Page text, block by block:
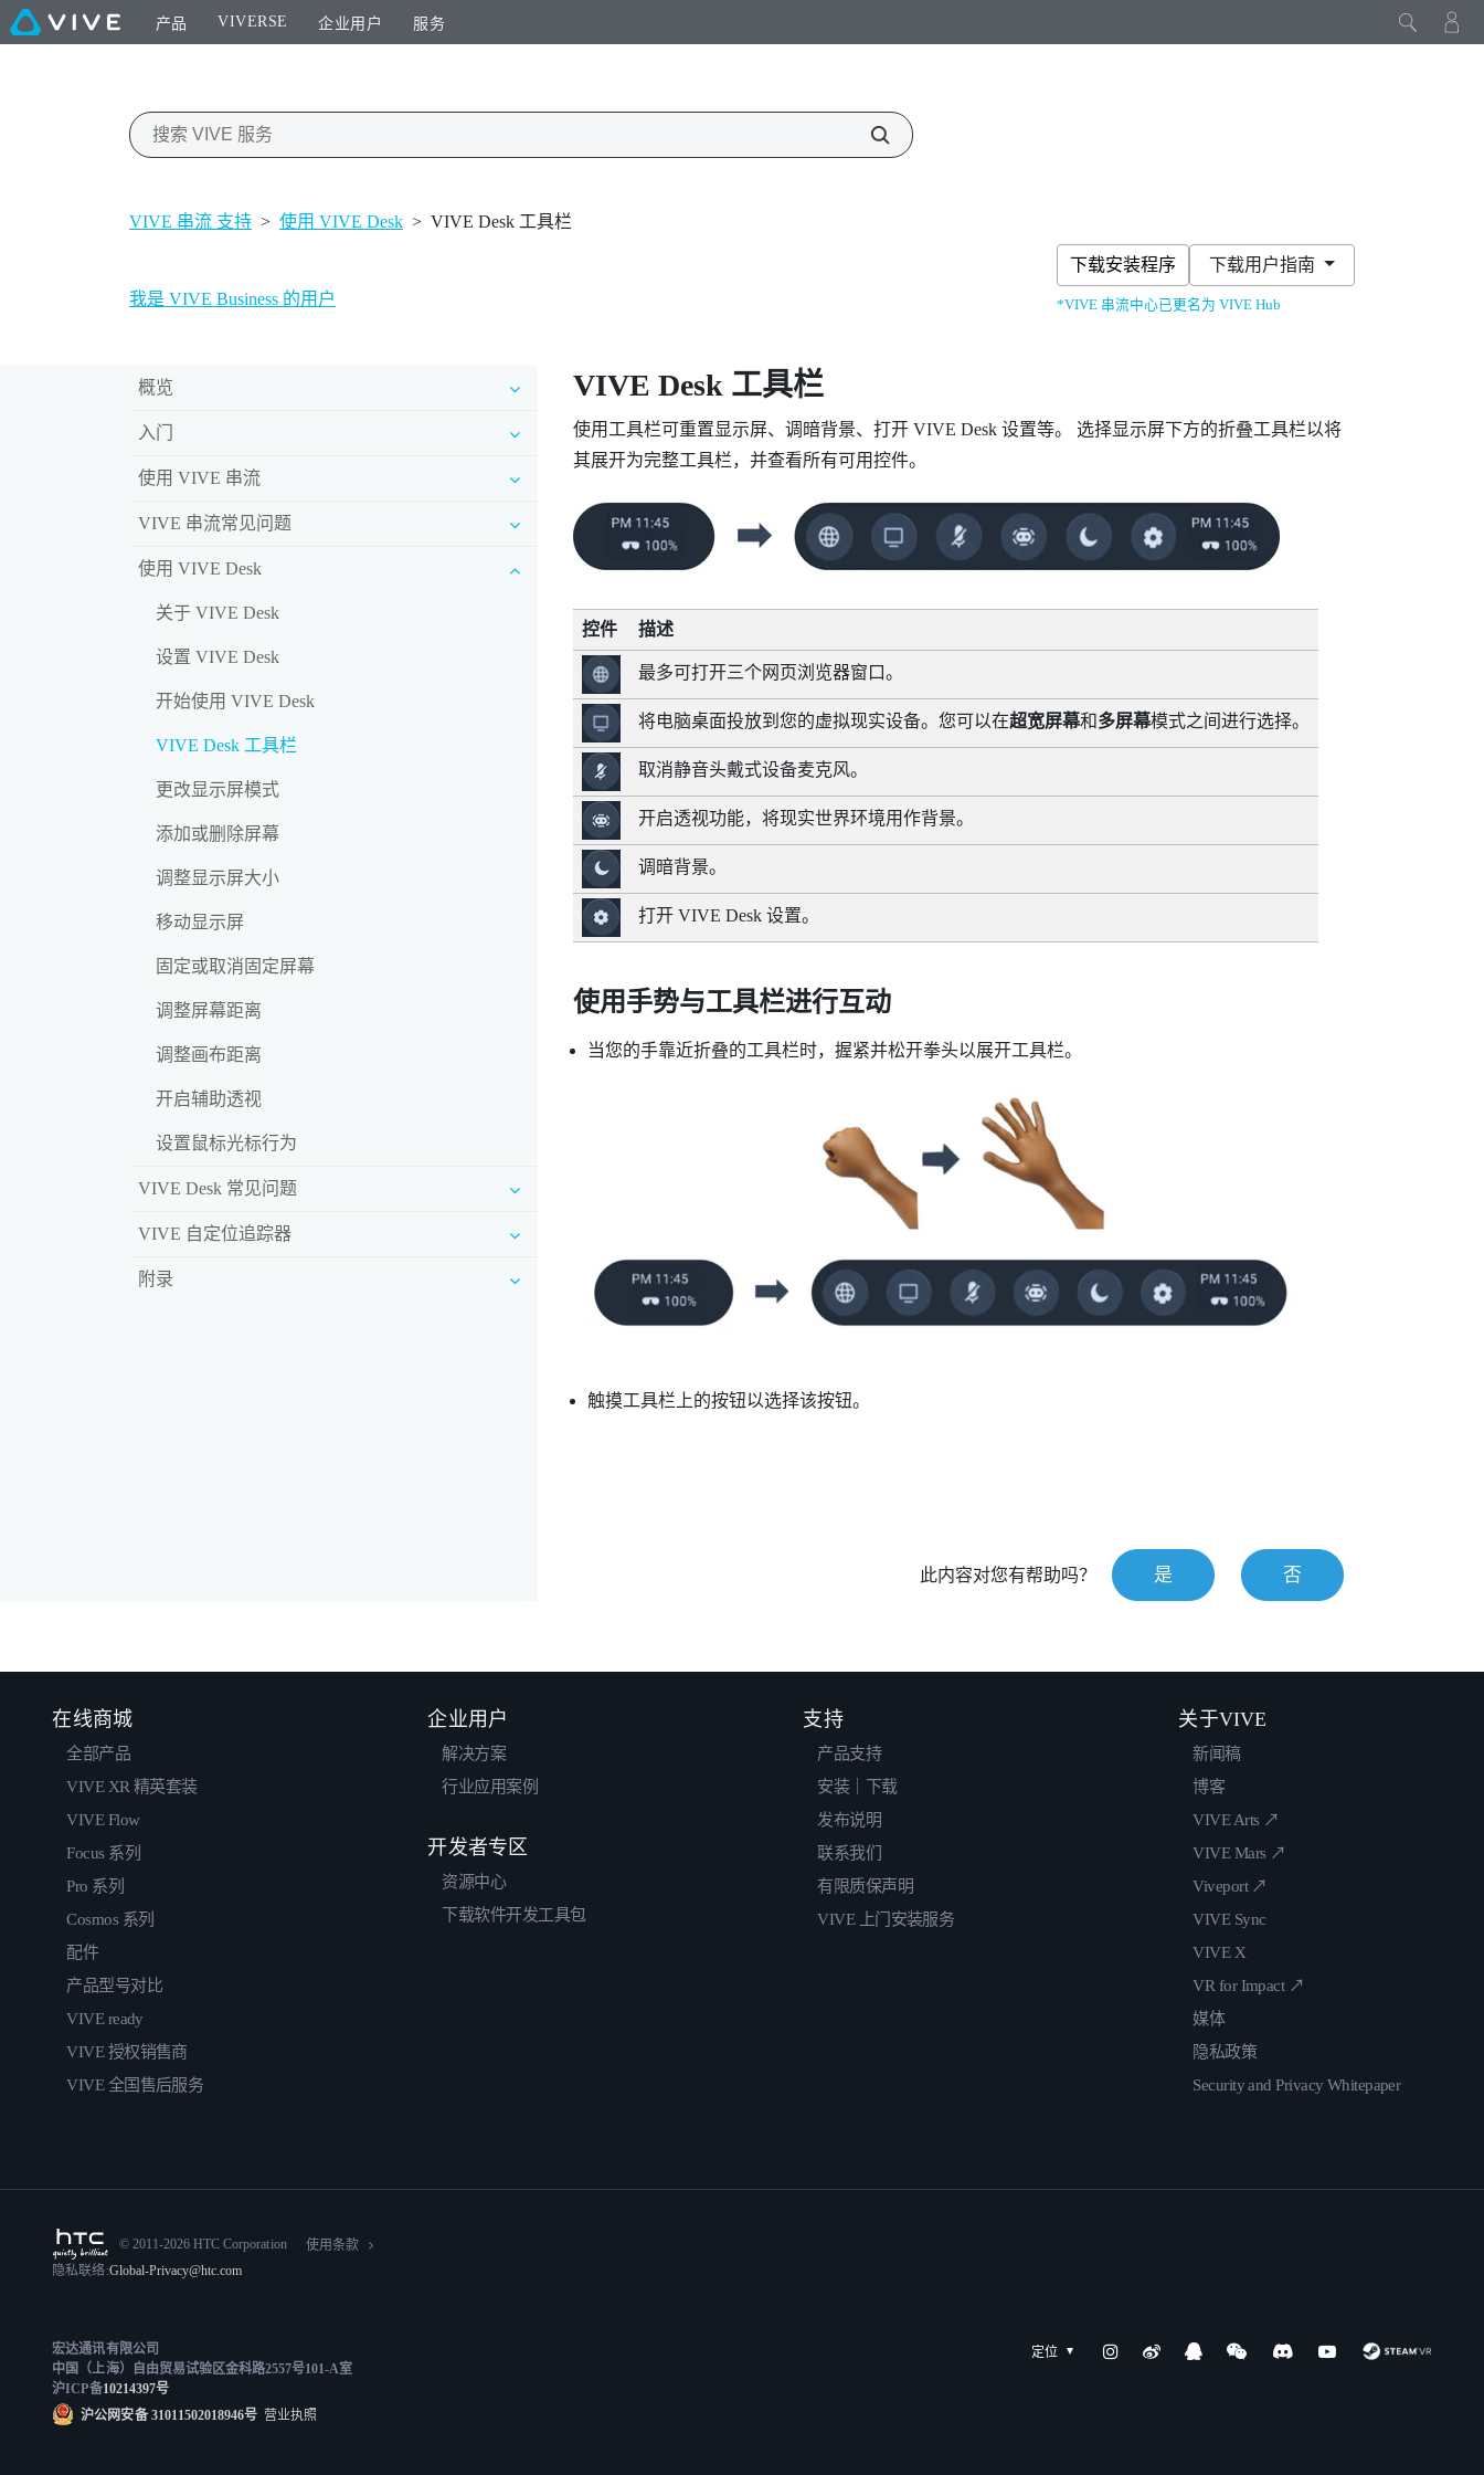
产品 VIVERSE 企业用户 服务
VIVE 串流 支持 > 使用 VIVE Desk > VIVE Desk 工具栏
下载安装程序
*VIVE 串流中心已更名为 VIVE Hub
下载用户指南
我是 VIVE Business 的用户
概览
入门
使用 VIVE 串流
VIVE 串流常见问题
使用 VIVE Desk
关于 VIVE Desk
设置 VIVE Desk
开始使用 VIVE Desk
VIVE Desk 工具栏
更改显示屏模式
添加或删除屏幕
调整显示屏大小
移动显示屏
固定或取消固定屏幕
调整屏幕距离
调整画布距离
开启辅助透视
设置鼠标光标行为
VIVE Desk 常见问题
VIVE 自定位追踪器
附录
VIVE Desk 工具栏
使用工具栏可重置显示屏、调暗背景、打开 VIVE Desk设置等。 选择显示屏下方的折叠工具栏以将
其展开为完整工具栏，并查看所有可用控件。
控件 描述
最多可打开三个网页浏览器窗口。
将电脑桌面投放到您的虚拟现实设备。您可以在超宽屏幕和多屏幕模式之间进行选择。
取消静音头戴式设备麦克风。
开启透视功能，将现实世界环境用作背景。
调暗背景。
打开 VIVE Desk设置。
使用手势与工具栏进行互动
当您的手靠近折叠的工具栏时，握紧并松开拳头以展开工具栏。
触摸工具栏上的按钮以选择该按钮。
此内容对您有帮助吗？ 是 否
在线商城
全部产品
VIVE XR 精英套装
VIVE Flow
Focus 系列
Pro 系列
Cosmos 系列
配件
产品型号对比
VIVE ready
VIVE 授权销售商
VIVE 全国售后服务
企业用户
解决方案
行业应用案例
开发者专区
资源中心
下载软件开发工具包
支持
产品支持
安装｜下载
发布说明
联系我们
有限质保声明
VIVE 上门安装服务
关于VIVE
新闻稿
博客
VIVE Arts ↗
VIVE Mars ↗
Viveport ↗
VIVE Sync
VIVE X
VR for Impact ↗
媒体
隐私政策
Security and Privacy Whitepaper
定位
© 2011-2026 HTC Corporation
使用条款
隐私联络:Global-Privacy@htc.com
宏达通讯有限公司
中国（上海）自由贸易试验区金科路2557号101-A室
沪ICP备10214397号
沪公网安备 31011502018946号 营业执照